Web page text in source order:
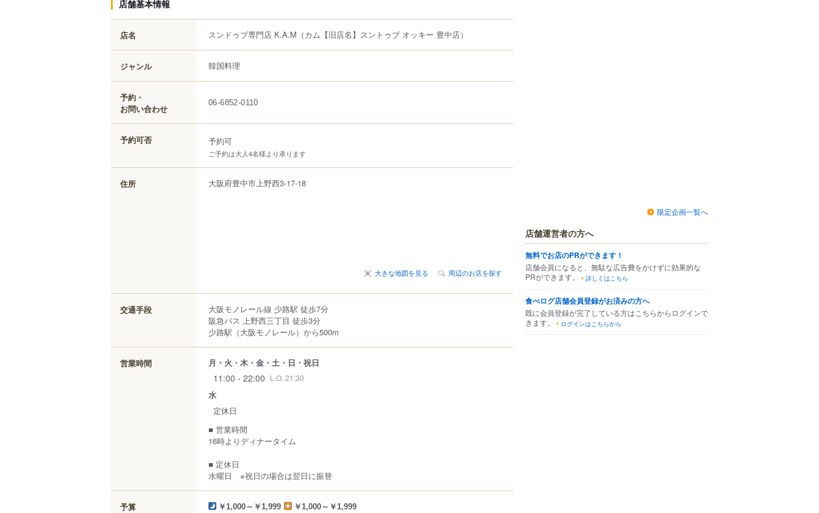
店舗基本情報
店名 スンドゥブ専門店 K.A.M （カム【旧店名】スントゥブ オッキー 豊中店）
ジャンル 韓国料理
予約・
お問い合わせ
06-6852-0110
予約可否 予約可
ご予約は大人4名様より承ります
住所 大阪府豊中市上野西3-17-18
大きな地図を見る 周辺のお店を探す
交通手段
大阪モノレール線 少路駅 徒歩7分
阪急バス 上野西三丁目 徒歩3分
少路駅（大阪モノレール）から500m
営業時間 月・火・木・金・土・日・祝日
11:00 - 22:00 L.O. 21:30
水
定休日
■ 営業時間
16時よりディナータイム
■ 定休日
水曜日 ※祝日の場合は翌日に振替
予算 ￥1,000～￥1,999 ￥1,000～￥1,999
限定企画一覧へ
店舗運営者の方へ
無料でお店のPRができます！
店舗会員になると、無駄な広告費をかけずに効果的な
PRができます。
詳しくはこちら
食べログ店舗会員登録がお済みの方へ
既に会員登録が完了している方はこちらからログインで
きます。
ログインはこちらから